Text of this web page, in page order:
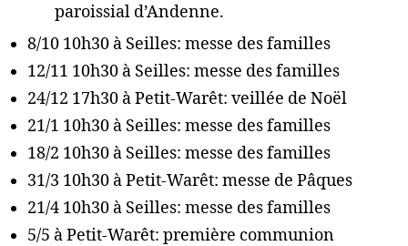
paroissial d’Andenne.
8/10 10h30 à Seilles: messe des familles
12/11 10h30 à Seilles: messe des familles
24/12 17h30 à Petit-Warêt: veillée de Noël
21/1 10h30 à Seilles: messe des familles
18/2 10h30 à Seilles: messe des familles
31/3 10h30 à Petit-Warêt: messe de Pâques
21/4 10h30 à Seilles: messe des familles
5/5 à Petit-Warêt: première communion